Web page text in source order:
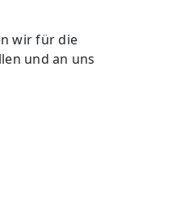
wir für die
und an uns